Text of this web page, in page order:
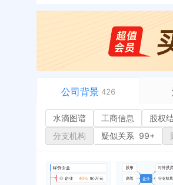
公司背景 426
水滴图谱
工商信息
股东信息
历史
主要人员 3
司法
立案
法院公
裁判文
水滴图谱 工商信息 股权
分支机构
疑似关系 99+